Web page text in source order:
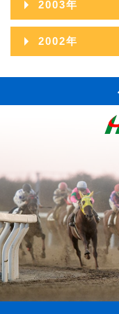
2012年01月
2011年03月
2011年02月
2010年03月
2009年05月
2009年03月
2008年06月
2008年05月
2008年01月
2007年08月
2007年07月
2007年02月
2007年01月
2006年09月
2006年08月
2006年03月
2006年02月
2006年01月
2005年10月
2005年09月
2005年08月
2005年07月
2005年04月
2005年03月
2005年02月
2005年01月
2004年11月
2004年10月
2004年06月
2004年05月
2004年04月
2004年03月
2004年02月
2003年
2003年12月
2003年07月
2003年06月
2003年05月
2003年04月
2003年01月
2002年